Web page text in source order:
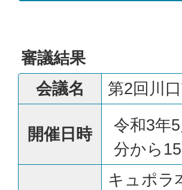
審議結果
会議名
第2回川
開催日時
令和3年
分から
キュポラ